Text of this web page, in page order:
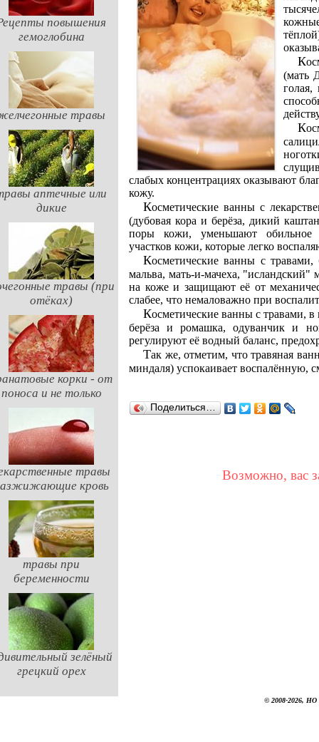
повышения
гемоглобина
травы
аптечные или
дикие
травы (при
отёках)
корки - от
поноса и не только
травы
кровь
травы при
беременности
зелёный
грецкий орех
Косметические ванны с травами, богатыми сапонинами
(мать
Косметические ванны с травами, содержащими
слабых концентрациях оказывают
кожу.
Косметические ванны с лекарственными травами, содержащими дубильные вещества
(дубовая кора и берёза, дикий
поры кожи, уменьшают обильное
участков кожи, которые легко
Косметические ванны с травами, богатыми слизистыми веществами (льняное семя и
мальва, мать-и-мачеха, "исландский"
на коже и защищают её от
слабее, что немаловажно при
Косметические ванны с травами, в которых много минеральных солей (крапива и укроп,
берёза и ромашка, одуванчик и
регулируют её водный баланс,
Так же, отметим, что травяная ванна с отрубями (в том числе пшеницы, риса, кукурузы,
миндаля) успокаивает воспалённую,
Поделиться…
Возможно, вас
© 2008-2026,